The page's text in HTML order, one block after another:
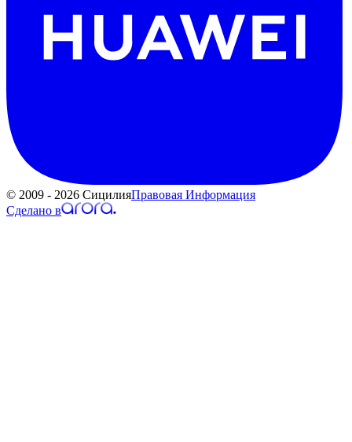
© 2009 - 2026 СицилияПравовая Информация
Сделано в